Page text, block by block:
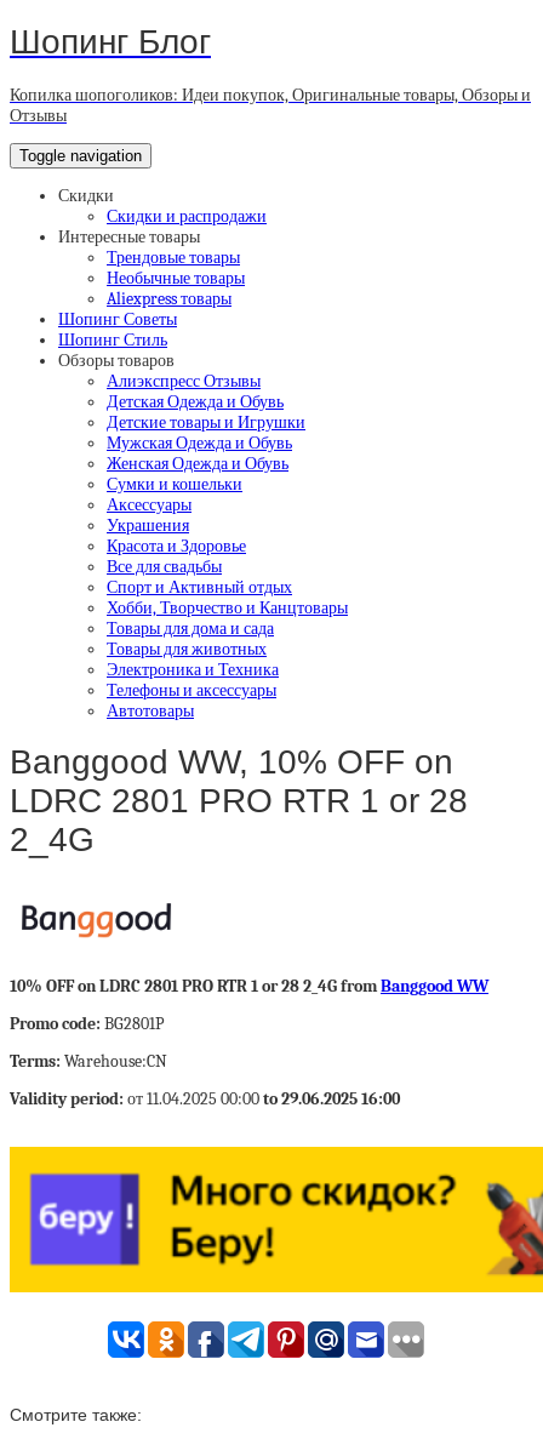
Шопинг Блог
Копилка шопоголиков: Идеи покупок, Оригинальные товары, Обзоры и
Отзывы
Toggle navigation
Скидки
Скидки и распродажи
Интересные товары
Трендовые товары
Необычные товары
Aliexpress товары
Шопинг Советы
Шопинг Стиль
Обзоры товаров
Алиэкспресс Отзывы
Детская Одежда и Обувь
Детские товары и Игрушки
Мужская Одежда и Обувь
Женская Одежда и Обувь
Сумки и кошельки
Аксессуары
Украшения
Красота и Здоровье
Все для свадьбы
Спорт и Активный отдых
Хобби, Творчество и Канцтовары
Товары для дома и сада
Товары для животных
Электроника и Техника
Телефоны и аксессуары
Автотовары
Banggood WW, 10% OFF on
LDRC 2801 PRO RTR 1 or 28
2_4G
10% OFF on LDRC 2801 PRO RTR 1 or 28 2_4G fromBanggood WW
Promo code: BG2801P
Terms: Warehouse:CN
Validity period: от 11.04.2025 00:00to 29.06.2025 16:00
Смотрите также: